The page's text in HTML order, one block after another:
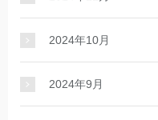
2024年10月
2024年9月